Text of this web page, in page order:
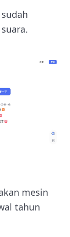
mesin
tahun